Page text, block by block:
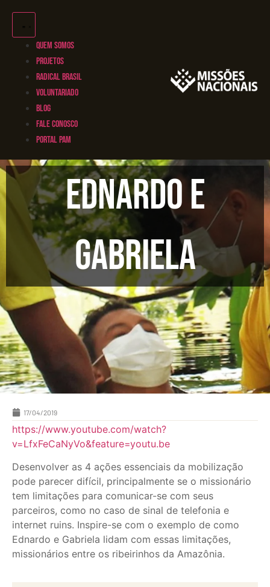
QUEM SOMOS
PROJETOS
RADICAL BRASIL
VOLUNTARIADO
BLOG
FALE CONOSCO
PORTAL PAM
Ednardo e
Gabriela
17/04/2019
https://www.youtube.com/watch?
v=LfxFeCaNyVo&feature=youtu.be
Desenvolver as 4 ações essenciais da mobilização
pode parecer difícil, principalmente se o missionário
tem limitações para comunicar-se com seus
parceiros, como no caso de sinal de telefonia e
internet ruins. Inspire-se com o exemplo de como
Ednardo e Gabriela lidam com essas limitações,
missionários entre os ribeirinhos da Amazônia.